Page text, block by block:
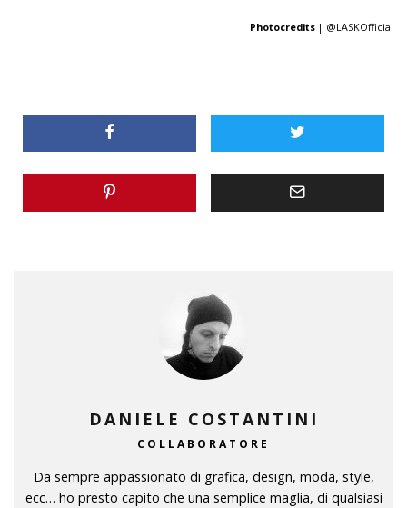
Photocredits | @LASKOfficial
DANIELE COSTANTINI
COLLABORATORE
Da sempre appassionato di grafica, design, moda, style,
ecc… ho presto capito che una semplice maglia, di qualsiasi